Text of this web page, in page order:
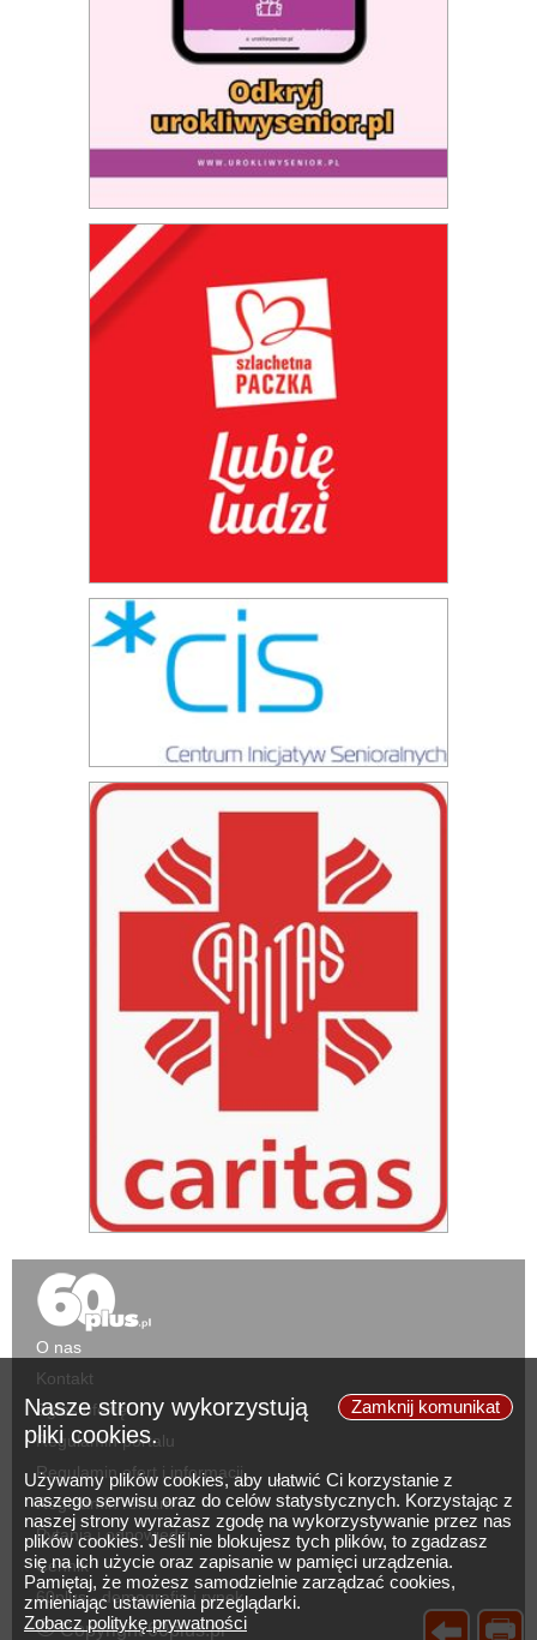
Zamknij komunikat
Nasze strony wykorzystują
pliki cookies.
Używamy plików cookies, aby ułatwić Ci korzystanie z
naszego serwisu oraz do celów statystycznych. Korzystając z
naszej strony wyrażasz zgodę na wykorzystywanie przez nas
plików cookies. Jeśli nie blokujesz tych plików, to zgadzasz
się na ich użycie oraz zapisanie w pamięci urządzenia.
Pamiętaj, że możesz samodzielnie zarządzać cookies,
zmieniając ustawienia przeglądarki.
Zobacz politykę prywatności
O nas
Kontakt
Zgłoś ofertę
Regulamin portalu
Regulamin ofert i informacji
Regulamin reklam
Pytania i odpowiedzi
Cennik
60plus - demografia i rynek
©Copyright 60plus.pl